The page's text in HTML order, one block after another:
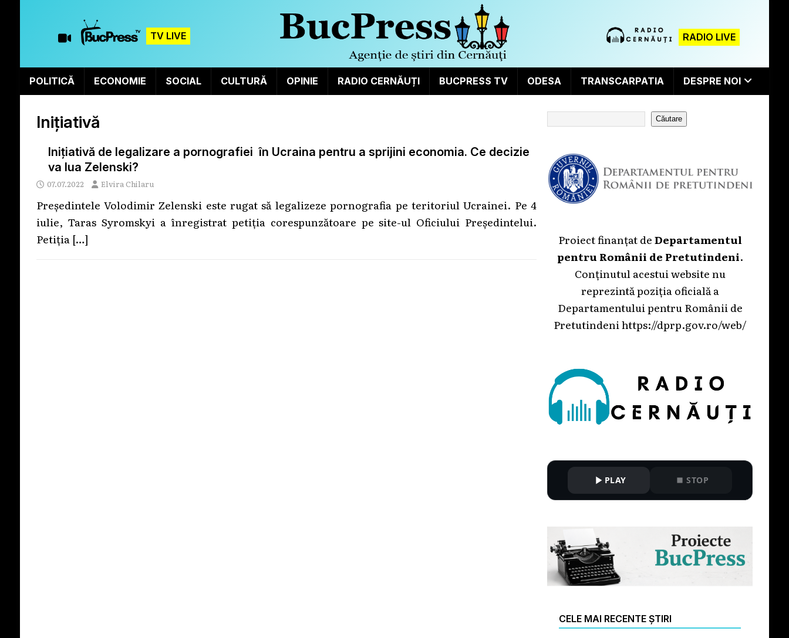
TV LIVE RADIO LIVE
POLITICĂ ECONOMIE SOCIAL CULTURĂ OPINIE RADIO CERNĂUȚI BUCPRESS TV ODESA TRANSCARPATIA DESPRE NOI
Inițiativă
Inițiativă de legalizare a pornografiei în Ucraina pentru a sprijini economia. Ce decizie
va lua Zelenski?
07.07.2022 Elvira Chilaru
Președintele Volodimir Zelenski este rugat să legalizeze pornografia pe teritoriul Ucrainei. Pe 4
iulie, Taras Syromskyi a înregistrat petiția corespunzătoare pe site-ul Oficiului Președintelui.
Petiția […]
Căutare
Proiect finanțat deDepartamentul
pentru Românii de Pretutindeni.
Conținutul acestui website nu
reprezintă poziția oficială a
Departamentului pentru Românii de
Pretutindenihttps://dprp.gov.ro/web/
PLAY STOP
CELE MAI RECENTE ȘTIRI